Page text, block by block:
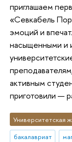
приглашаем
«Севкабель
эмоций и
насыщенными и
активным
приготовили —
Университетская
бакалавриат